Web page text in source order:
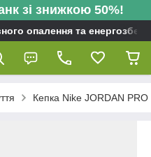
зі знижкою 50%!
опалення та
Кепка Nike JORDAN